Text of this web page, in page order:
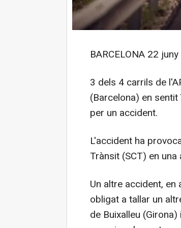
BARCELONA 22
3 dels 4 carrils de
(Barcelona) en
per un accident.
L'accident ha
Trànsit (SCT) en
Un altre accident,
obligat a tallar un
de Buixalleu